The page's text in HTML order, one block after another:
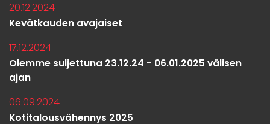
20.12.2024
Kevätkauden avajaiset
17.12.2024
Olemme suljettuna 23.12.24 - 06.01.2025 välisen
ajan
06.09.2024
Kotitalousvähennys 2025